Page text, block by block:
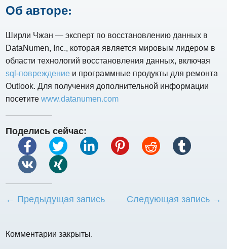
Об авторе:
Ширли Чжан — эксперт по восстановлению данных в
DataNumen, Inc., которая является мировым лидером в
области технологий восстановления данных, включая
sql-повреждение и программные продукты для ремонта
Outlook. Для получения дополнительной информации
посетитеwww.datanumen.com
Поделись сейчас:
← Предыдущая запись Следующая запись →
Комментарии закрыты.